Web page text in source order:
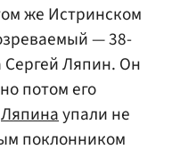
же Истринском
— 38-
Сергей Ляпин. Он
потом его
Ляпинаупали не
поклонником